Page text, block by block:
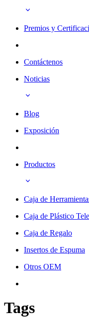
Premios y
Contáctenos
Noticias
Blog
Exposición
Productos
Caja de
Caja de Plástico
Caja de Regalo
Insertos de Espuma
Otros OEM
Tags